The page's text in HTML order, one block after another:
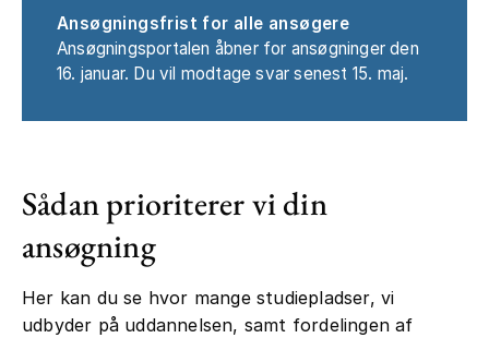
Ansøgningsfrist for alle ansøgere
Ansøgningsportalen åbner for ansøgninger den
16. januar. Du vil modtage svar senest 15. maj.
Sådan prioriterer vi din
ansøgning
Her kan du se hvor mange studiepladser, vi
udbyder på uddannelsen, samt fordelingen af